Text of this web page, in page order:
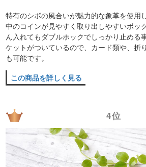
特有のシボの風合いが魅力的な象革を使用
中のコインが見やすく取り出しやすいボッ
ん入れてもダブルホックでしっかり止める
ケットがついているので、カード類や、折
も可能です。
この商品を詳しく見る
4位